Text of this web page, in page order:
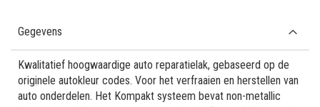
Gegevens
Kwalitatief hoogwaardige auto reparatielak, gebaseerd op de
originele autokleur codes. Voor het verfraaien en herstellen van
auto onderdelen. Het Kompakt systeem bevat non-metallic